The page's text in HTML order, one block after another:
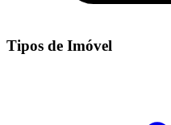
Tipos de Imóvel